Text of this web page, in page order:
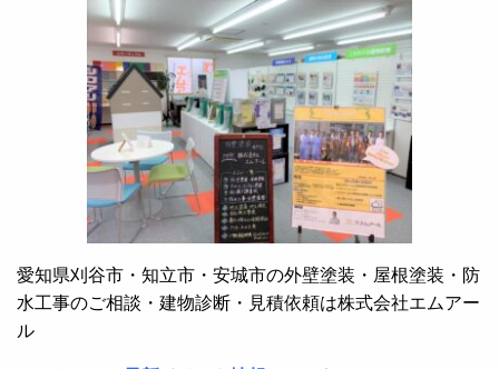
愛知県刈谷市・知立市・安城市の外壁塗装・屋根塗装・防
水工事のご相談・建物診断・見積依頼は株式会社エムアー
ル